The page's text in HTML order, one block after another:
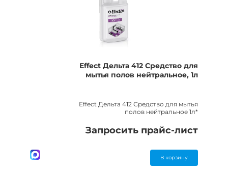
Effect Дельта 412 Средство для
мытья полов нейтральное, 1л
Effect Дельта 412 Средство для мытья
полов нейтральное 1л*
Запросить прайс-лист
В корзину